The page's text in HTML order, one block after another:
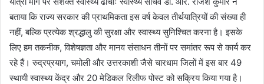
बताया कि राज्य सरकार की प्राथमिकता इस वर्ष केवल तीर्थयात्रियों की संख्या ही
नहीं, बल्कि प्रत्येक श्रद्धालु की सुरक्षा और स्वास्थ्य सुनिश्चित करना है। इसके
लिए हम तकनीक, विशेषज्ञता और मानव संसाधन तीनों पर समांतर रूप से कार्य कर
रहे हैं। रुद्रप्रयाग, चमोली और उत्तरकाशी जैसे चारधाम जिलों में इस बार 49
स्थायी स्वास्थ्य केंद्र और 20 मेडिकल रिलीफ पोस्ट को सक्रिय किया गया है।